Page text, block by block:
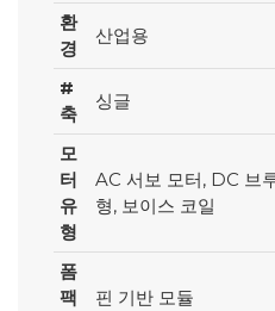
환
경
산업용
#
축
싱글
모
터
유
형
AC 서보 모터, DC 브
형, 보이스 코일
폼
팩
핀 기반 모듈